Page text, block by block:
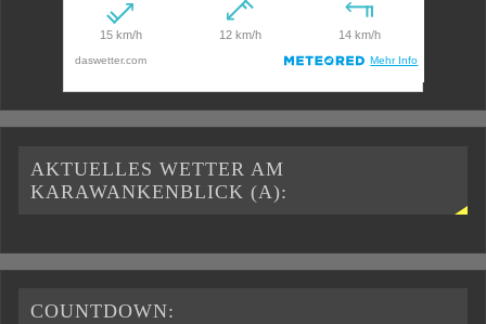
AKTUELLES WETTER AM
KARAWANKENBLICK (A):
COUNTDOWN: